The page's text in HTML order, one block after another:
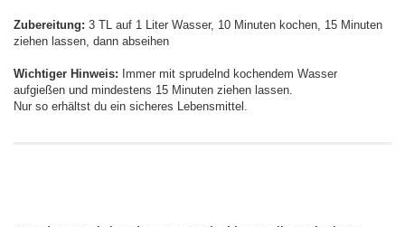
Zubereitung: 3 TL auf 1 Liter Wasser, 10 Minuten kochen, 15 Minuten
ziehen lassen, dann abseihen
Wichtiger Hinweis: Immer mit sprudelnd kochendem Wasser
aufgießen und mindestens 15 Minuten ziehen lassen.
Nur so erhältst du ein sicheres Lebensmittel.